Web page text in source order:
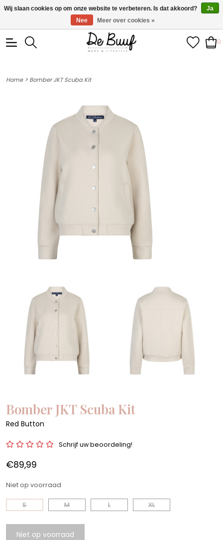
• Wekelijks nieuwe items • Gratis verzending >€100,- •
Verzonden binnen 1-3 werkdagen
0
Home> Bomber JKT Scuba Kit
Bomber JKT Scuba Kit
Red Button
Schrijf uw beoordeling!
€89,99
Niet op voorraad
S M L XL
Niet op voorraad
Wij slaan cookies op om onze website te verbeteren. Is dat akkoord?
Ja
Nee
Meer over cookies »